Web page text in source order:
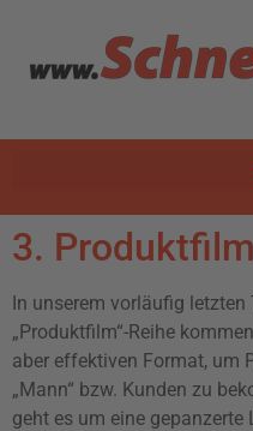
3.
In unserem vorläufig letzten
„Produktfilm“-Reihe
aber effektiven Format, um
„Mann“ bzw. Kunden zu
geht es um eine